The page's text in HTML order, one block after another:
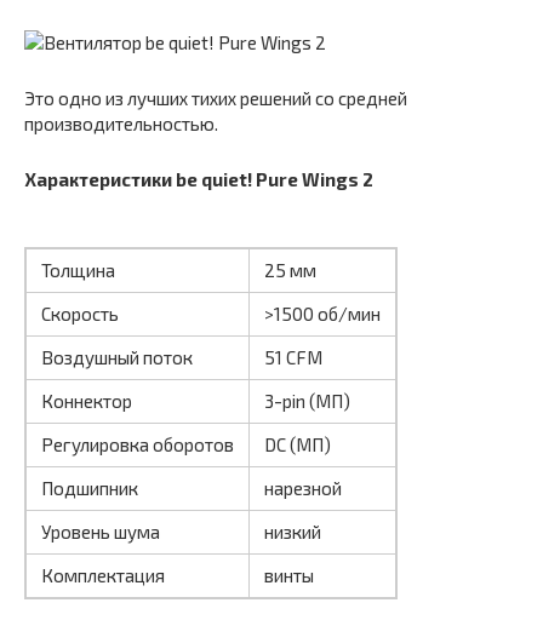
Это одно из лучших тихих решений со средней
производительностью.
Характеристики be quiet! Pure Wings 2
Толщина
25 мм
Скорость
>1500 об/мин
Воздушный поток
51 CFM
Коннектор
3-pin (МП)
Регулировка оборотов
DC (МП)
Подшипник
нарезной
Уровень шума
низкий
Комплектация
винты